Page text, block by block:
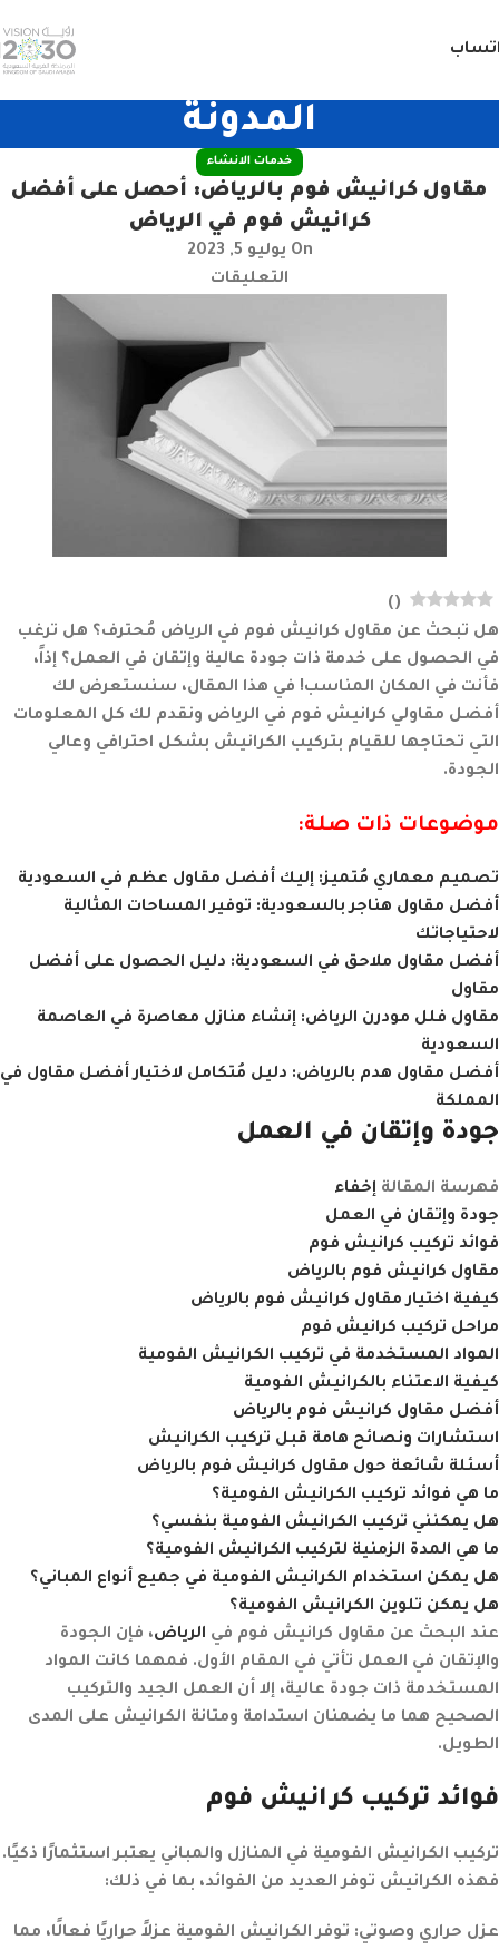
المدونة
خدمات الانشاء
مقاول كرانيش فوم بالرياض: أحصل على أفضل
كرانيش فوم في الرياض
On يوليو 5, 2023
التعليقات
(
)
هل تبحث عن مقاول كرانيش فوم في الرياض مُحترف؟ هل ترغب
في الحصول على خدمة ذات جودة عالية وإتقان في العمل؟ إذاً،
فأنت في المكان المناسب! في هذا المقال، سنستعرض لك
أفضل مقاولي كرانيش فوم في الرياض ونقدم لك كل المعلومات
التي تحتاجها للقيام بتركيب الكرانيش بشكل احترافي وعالي
الجودة.
موضوعات ذات صلة:
تصميم معماري مُتميز: إليك أفضل مقاول عظم في السعودية
أفضل مقاول هناجر بالسعودية: توفير المساحات المثالية
لاحتياجاتك
أفضل مقاول ملاحق في السعودية: دليل الحصول على أفضل
مقاول
مقاول فلل مودرن الرياض: إنشاء منازل معاصرة في العاصمة
السعودية
أفضل مقاول هدم بالرياض: دليل مُتكامل لاختيار أفضل مقاول في
المملكة
جودة وإتقان في العمل
فهرسة المقالة إخفاء
جودة وإتقان في العمل
فوائد تركيب كرانيش فوم
مقاول كرانيش فوم بالرياض
كيفية اختيار مقاول كرانيش فوم بالرياض
مراحل تركيب كرانيش فوم
المواد المستخدمة في تركيب الكرانيش الفومية
كيفية الاعتناء بالكرانيش الفومية
أفضل مقاول كرانيش فوم بالرياض
استشارات ونصائح هامة قبل تركيب الكرانيش
أسئلة شائعة حول مقاول كرانيش فوم بالرياض
ما هي فوائد تركيب الكرانيش الفومية؟
هل يمكنني تركيب الكرانيش الفومية بنفسي؟
ما هي المدة الزمنية لتركيب الكرانيش الفومية؟
هل يمكن استخدام الكرانيش الفومية في جميع أنواع المباني؟
هل يمكن تلوين الكرانيش الفومية؟
عند البحث عن مقاول كرانيش فوم في الرياض، فإن الجودة
والإتقان في العمل تأتي في المقام الأول. فمهما كانت المواد
المستخدمة ذات جودة عالية، إلا أن العمل الجيد والتركيب
الصحيح هما ما يضمنان استدامة ومتانة الكرانيش على المدى
الطويل.
فوائد تركيب كرانيش فوم
تركيب الكرانيش الفومية في المنازل والمباني يعتبر استثمارًا ذكيًا.
فهذه الكرانيش توفر العديد من الفوائد، بما في ذلك:
عزل حراري وصوتي: توفر الكرانيش الفومية عزلاً حراريًا فعالًا، مما